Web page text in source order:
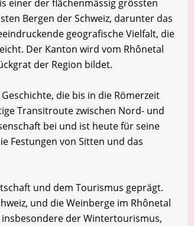
einer der flächenmässig grössten
Bergen der Schweiz, darunter das
geografische Vielfalt, die
Der Kanton wird vom Rhônetal
der Region bildet.
die bis in die Römerzeit
Transitroute zwischen Nord- und
bei und ist heute für seine
Festungen von Sitten und das
und dem Tourismus geprägt.
und die Weinberge im Rhônetal
der Wintertourismus,